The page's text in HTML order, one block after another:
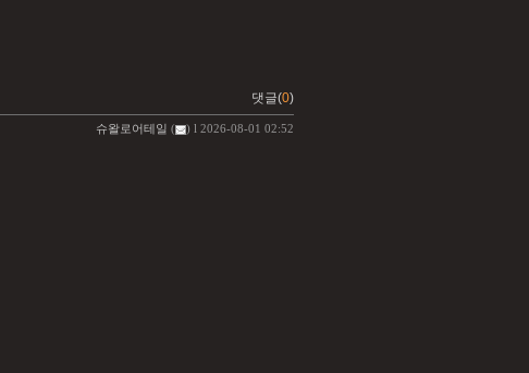
댓글(0)
슈왈로어테일 ( ) l 2026-08-01 02:52